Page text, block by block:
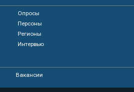
Опросы
Персоны
Регионы
Интервью
Вакансии